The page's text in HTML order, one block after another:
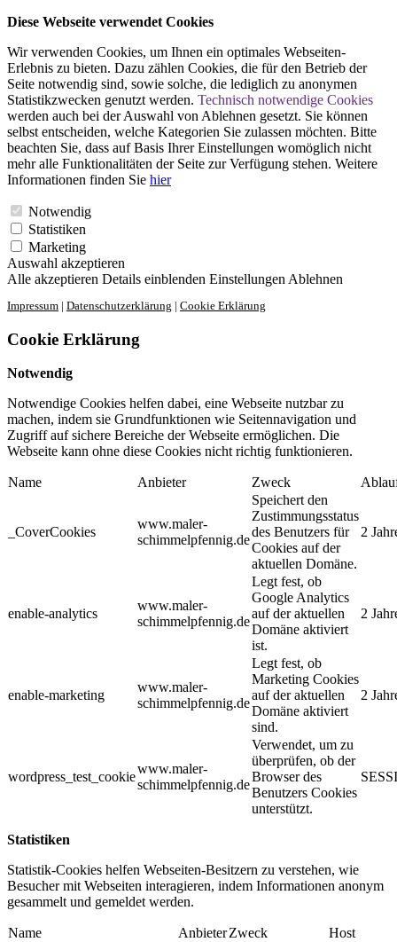
Diese Webseite verwendet Cookies
Wir verwenden Cookies, um Ihnen ein optimales Webseiten-
Erlebnis zu bieten. Dazu zählen Cookies, die für den Betrieb der
Seite notwendig sind, sowie solche, die lediglich zu anonymen
Statistikzwecken genutzt werden. Technisch notwendige Cookies
werden auch bei der Auswahl von Ablehnen gesetzt. Sie können
selbst entscheiden, welche Kategorien Sie zulassen möchten. Bitte
beachten Sie, dass auf Basis Ihrer Einstellungen womöglich nicht
mehr alle Funktionalitäten der Seite zur Verfügung stehen. Weitere
Informationen finden Sie hier
Notwendig
Statistiken
Marketing
Auswahl akzeptieren
Alle akzeptieren Details einblenden Einstellungen Ablehnen
Impressum | Datenschutzerklärung | Cookie Erklärung
Cookie Erklärung
Notwendig
Notwendige Cookies helfen dabei, eine Webseite nutzbar zu
machen, indem sie Grundfunktionen wie Seitennavigation und
Zugriff auf sichere Bereiche der Webseite ermöglichen. Die
Webseite kann ohne diese Cookies nicht richtig funktionieren.
Name Anbieter Zweck
_CoverCookies
www.maler-
schimmelpfennig.de
Speichert den
Zustimmungsstatus
des Benutzers für
Cookies auf der
aktuellen Domäne.
2
enable-analytics
www.maler-
schimmelpfennig.de
Legt fest, ob
Google Analytics
auf der aktuellen
Domäne aktiviert
ist.
2
enable-marketing
www.maler-
schimmelpfennig.de
Legt fest, ob
Marketing Cookies
auf der aktuellen
Domäne aktiviert
sind.
2
wordpress_test_cookie
www.maler-
schimmelpfennig.de
Verwendet, um zu
überprüfen, ob der
Browser des
Benutzers Cookies
unterstützt.
Statistiken
Statistik-Cookies helfen Webseiten-Besitzern zu verstehen, wie
Besucher mit Webseiten interagieren, indem Informationen anonym
gesammelt und gemeldet werden.
Name AnbieterZweck Host